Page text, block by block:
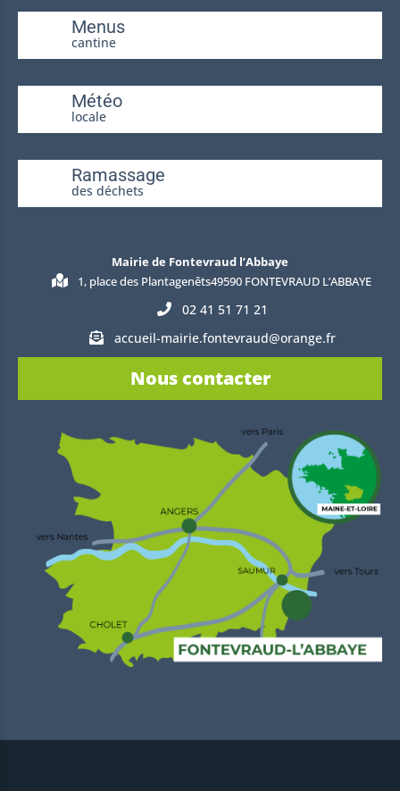
Menus
cantine
Météo
locale
Ramassage
des déchets
Mairie de Fontevraud l’Abbaye
1, place des Plantagenêts49590 FONTEVRAUD L’ABBAYE
02 41 51 71 21
accueil-mairie.fontevraud@orange.fr
Nous contacter